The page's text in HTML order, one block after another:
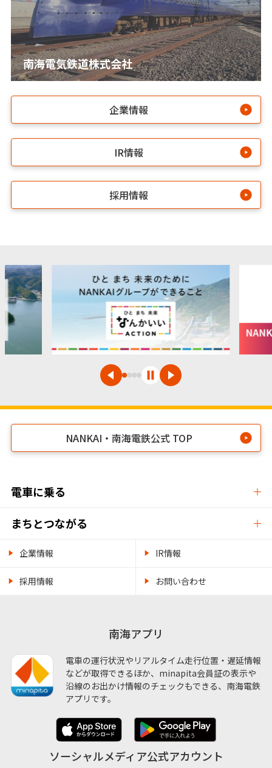
南海電気鉄道株式会社
企業情報
IR情報
採用情報
NANKAI・南海電鉄公式 TOP
電車に乗る
まちとつながる
企業情報 IR情報
採用情報 お問い合わせ
南海アプリ
電車の運行状況やリアルタイム走行位置・遅延情報
などが取得できるほか、minapita会員証の表示や
沿線のお出かけ情報のチェックもできる、南海電鉄
アプリです。
ソーシャルメディア公式アカウント